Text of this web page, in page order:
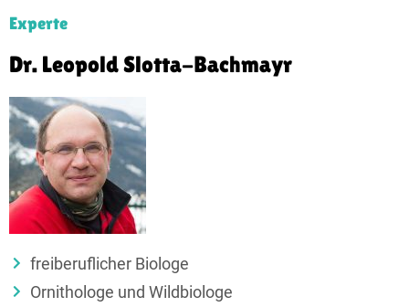
Experte
Dr. Leopold Slotta-Bachmayr
freiberuflicher Biologe
Ornithologe und Wildbiologe